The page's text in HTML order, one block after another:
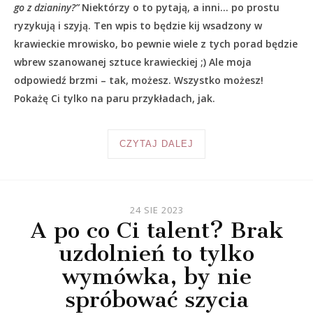
go z dzianiny?”Niektórzy o to pytają, a inni… po prostu
ryzykują i szyją. Ten wpis to będzie kij wsadzony w
krawieckie mrowisko, bo pewnie wiele z tych porad będzie
wbrew szanowanej sztuce krawieckiej ;) Ale moja
odpowiedź brzmi – tak, możesz. Wszystko możesz!
Pokażę Ci tylko na paru przykładach, jak.
CZYTAJ DALEJ
24 SIE 2023
A po co Ci talent? Brak
uzdolnień to tylko
wymówka, by nie
spróbować szycia